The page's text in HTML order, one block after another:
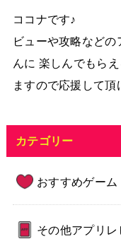
ココナです
ビューや攻略など
んに 楽しんでもら
ますので応援して
カテゴリー
おすすめゲーム
その他アプリレ